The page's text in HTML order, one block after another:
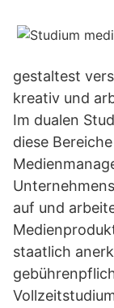
gestaltest
kreativ und
Im dualen
diese
auf und
staatlich